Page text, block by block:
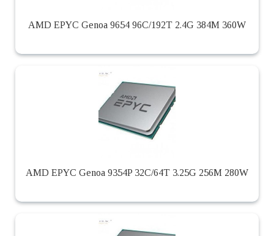
AMD EPYC Genoa 9654 96C/192T 2.4G 384M 360W
AMD EPYC Genoa 9354P 32C/64T 3.25G 256M 280W